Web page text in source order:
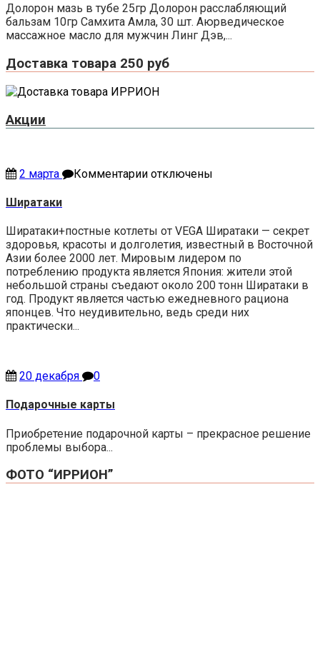
Долорон мазь в тубе 25гр Долорон расслабляющий
бальзам 10гр Самхита Амла, 30 шт. Аюрведическое
массажное масло для мужчин Линг Дэв,...
Доставка товара 250 руб
Акции
2 марта Комментариикотключены
Ширатаки
Ширатаки+постные котлеты от VEGA Ширатаки — секрет
здоровья, красоты и долголетия, известный в Восточной
Азии более 2000 лет. Мировым лидером по
потреблению продукта является Япония: жители этой
небольшой страны съедают около 200 тонн Ширатаки в
год. Продукт является частью ежедневного рациона
японцев. Что неудивительно, ведь среди них
практически...
20 декабря 0
Подарочные карты
Приобретение подарочной карты – прекрасное решение
проблемы выбора...
ФОТО “ИРРИОН”